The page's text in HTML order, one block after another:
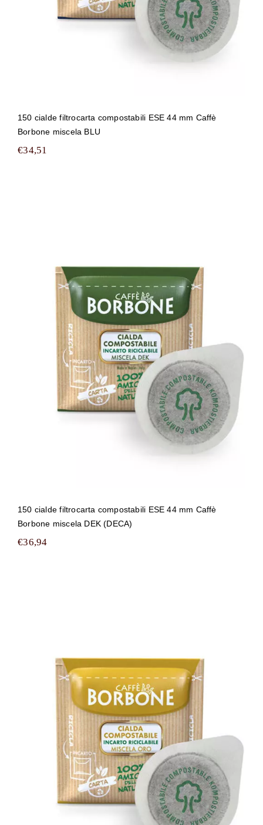
150 cialde filtrocarta compostabili ESE 44 mm Caffè
Borbone miscela BLU
€34,51
150 cialde filtrocarta compostabili ESE
44 mm Caffè Borbone miscela DEK
(DECA)
150 cialde filtrocarta compostabili ESE 44 mm Caffè
Borbone miscela DEK (DECA)
€36,94
150 cialde filtrocarta compostabili ESE
44 mm Caffè Borbone miscela ORO
GOLD